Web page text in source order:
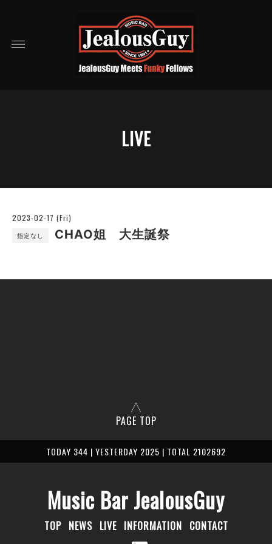
LIVE
2023-02-17 (Fri)
指定なし CHAO姐 大生誕祭
PAGE TOP
TODAY 344 | YESTERDAY 2025 | TOTAL 2102692
Music Bar JealousGuy
TOP NEWS LIVE INFORMATION CONTACT